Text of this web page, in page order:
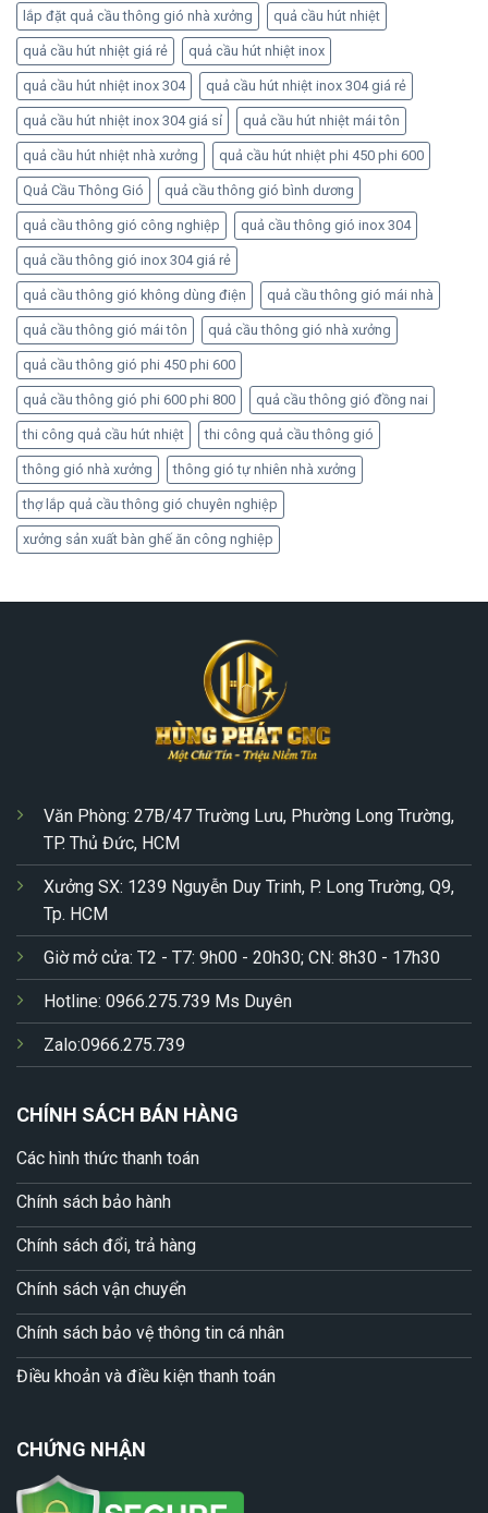
lắp đặt quả cầu thông gió nhà xưởng quả cầu hút nhiệt
quả cầu hút nhiệt giá rẻ quả cầu hút nhiệt inox
quả cầu hút nhiệt inox 304 quả cầu hút nhiệt inox 304 giá rẻ
quả cầu hút nhiệt inox 304 giá sỉ quả cầu hút nhiệt mái tôn
quả cầu hút nhiệt nhà xưởng quả cầu hút nhiệt phi 450 phi 600
Quả Cầu Thông Gió quả cầu thông gió bình dương
quả cầu thông gió công nghiệp quả cầu thông gió inox 304
quả cầu thông gió inox 304 giá rẻ
quả cầu thông gió không dùng điện quả cầu thông gió mái nhà
quả cầu thông gió mái tôn quả cầu thông gió nhà xưởng
quả cầu thông gió phi 450 phi 600
quả cầu thông gió phi 600 phi 800 quả cầu thông gió đồng nai
thi công quả cầu hút nhiệt thi công quả cầu thông gió
thông gió nhà xưởng thông gió tự nhiên nhà xưởng
thợ lắp quả cầu thông gió chuyên nghiệp
xưởng sản xuất bàn ghế ăn công nghiệp
Văn Phòng: 27B/47 Trường Lưu, Phường Long Trường,
TP. Thủ Đức, HCM
Xưởng SX: 1239 Nguyễn Duy Trinh, P. Long Trường, Q9,
Tp. HCM
Giờ mở cửa: T2 - T7: 9h00 - 20h30; CN: 8h30 - 17h30
Hotline: 0966.275.739 Ms Duyên
Zalo:0966.275.739
CHÍNH SÁCH BÁN HÀNG
Các hình thức thanh toán
Chính sách bảo hành
Chính sách đổi, trả hàng
Chính sách vận chuyển
Chính sách bảo vệ thông tin cá nhân
Điều khoản và điều kiện thanh toán
CHỨNG NHẬN